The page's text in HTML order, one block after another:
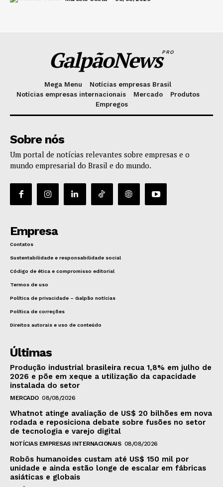
GalpãoNewsPRO
Mega Menu
Notícias empresas Brasil
Notícias empresas internacionais
Mercado
Produtos
Empregos
Sobre nós
Um portal de notícias relevantes sobre empresas e o
mundo empresarial do Brasil e do mundo.
Empresa
Contatos
Sustentabilidade e responsabilidade social
Código de ética e compromisso editorial
Termos de uso
Política de privacidade – Galpão notícias
Política de correções
Direitos autorais e uso de conteúdo
Últimas
Produção industrial brasileira recua 1,8% em julho de
2026 e põe em xeque a utilização da capacidade
instalada do setor
MERCADO 08/08/2026
Whatnot atinge avaliação de US$ 20 bilhões em nova
rodada e reposiciona debate sobre fusões no setor
de tecnologia e varejo digital
NOTÍCIAS EMPRESAS INTERNACIONAIS 08/08/2026
Robôs humanoides custam até US$ 150 mil por
unidade e ainda estão longe de escalar em fábricas
asiáticas e globais